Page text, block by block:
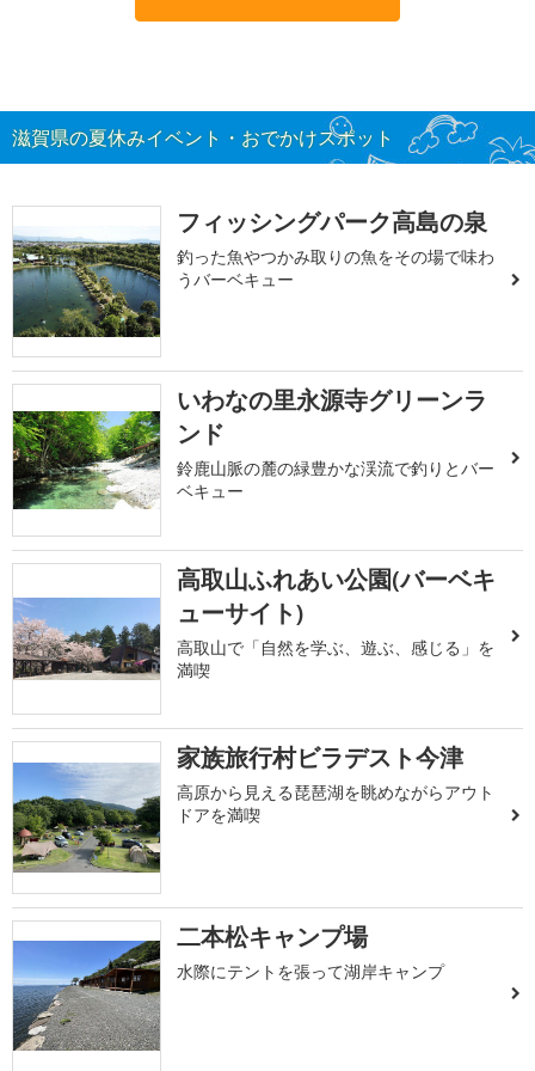
滋賀県の夏休みイベント・おでかけスポット
フィッシングパーク高島の泉
釣った魚やつかみ取りの魚をその場で味わ
うバーベキュー
いわなの里永源寺グリーンラ
ンド
鈴鹿山脈の麓の緑豊かな渓流で釣りとバー
ベキュー
高取山ふれあい公園(バーベキ
ューサイト)
高取山で「自然を学ぶ、遊ぶ、感じる」を
満喫
家族旅行村ビラデスト今津
高原から見える琵琶湖を眺めながらアウト
ドアを満喫
二本松キャンプ場
水際にテントを張って湖岸キャンプ